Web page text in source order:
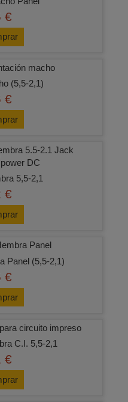
€
(5,5-2,1)
€
5,5-2,1
€
Panel (5,5-2,1)
€
C.I. 5,5-2,1
€